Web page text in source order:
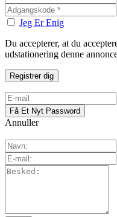
Jeg Er Enig
Du accepterer, at du
udstationering denne
Annuller